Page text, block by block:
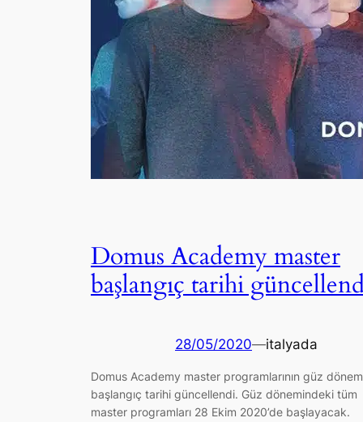
Domus Academy master
başlangıç tarihi
28/05/2020—italyada
Domus Academy master programlarının güz
başlangıç tarihi güncellendi. Güz dönemindeki tüm
master programları 28 Ekim 2020’de başlayacak.